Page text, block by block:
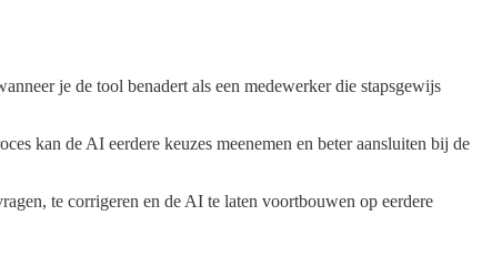
je de tool benadert als een medewerker die stapsgewijs
kan de AI eerdere keuzes meenemen en beter aansluiten bij de
te corrigeren en de AI te laten voortbouwen op eerdere